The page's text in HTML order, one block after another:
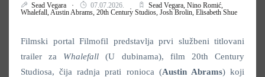
Sead Vegara 07.07.2026. Sead Vegara, Nino Romić,
Whalefall,Austin Abrams, 20th Century Studios, Josh Brolin, Elisabeth Shue
Filmski portal Filmofil predstavlja prvi službeni titlovani
trailer za Whalefall(U dubinama), film 20th Century
Studiosa, čija radnja prati ronioca (Austin Abrams) koji